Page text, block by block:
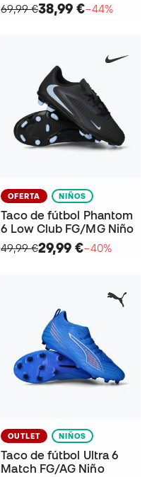
69,99 €38,99 €−44%
OFERTA NIÑOS
Taco de fútbol Phantom
6 Low Club FG/MG Niño
49,99 €29,99 €−40%
OUTLET NIÑOS
Taco de fútbol Ultra 6
Match FG/AG Niño